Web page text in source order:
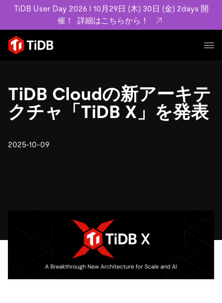
TiDB User Day 2026 l 10月29日 (木) 30日 (金) 2days 開
催！
詳細はこちらから！
プロダクト
MySQL互換の分散データベースで高可用性と水平スケー
ラビリティを備え大規模データをリアルタイムで処理でき
ます。
TiKV
TiSpark
OSS Insight
ユースケース
事例記事
ています。
運用インテリジェンスの活用
MySQLワークロードの近代化
学習コンテンツ
Developer Hub
Discord Community
PingCAP University
お客様のデータの機密性、可用性、安全性について紹介し
TiDB
無料で始める
TiDB Cloudの新アーキテ
クチャ「TiDB X」を発表
2025-10-09